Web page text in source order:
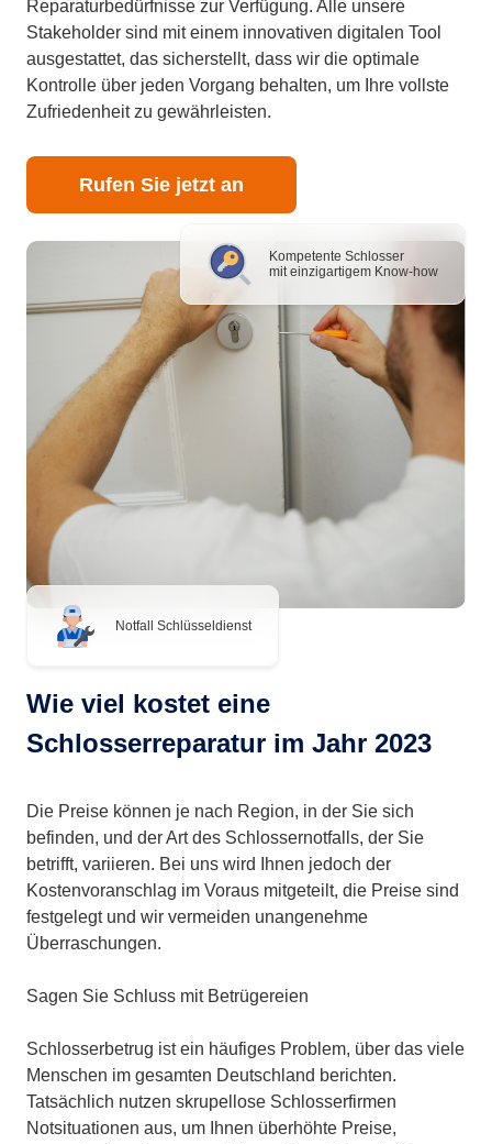
Kompetente Schlosser
mit einzigartigem Know-how
Notfall Schlüsseldienst
Reparaturbedürfnisse zur Verfügung. Alle unsere
Stakeholder sind mit einem innovativen digitalen Tool
ausgestattet, das sicherstellt, dass wir die optimale
Kontrolle über jeden Vorgang behalten, um Ihre vollste
Zufriedenheit zu gewährleisten.
Rufen Sie jetzt an
Wie viel kostet eine
Schlosserreparatur im Jahr 2023
Die Preise können je nach Region, in der Sie sich
befinden, und der Art des Schlossernotfalls, der Sie
betrifft, variieren. Bei uns wird Ihnen jedoch der
Kostenvoranschlag im Voraus mitgeteilt, die Preise sind
festgelegt und wir vermeiden unangenehme
Überraschungen.
Sagen Sie Schluss mit Betrügereien
Schlosserbetrug ist ein häufiges Problem, über das viele
Menschen im gesamten Deutschland berichten.
Tatsächlich nutzen skrupellose Schlosserfirmen
Notsituationen aus, um Ihnen überhöhte Preise,